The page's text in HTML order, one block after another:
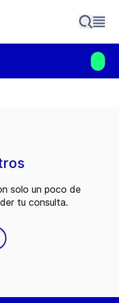
solo un poco de
tu consulta.